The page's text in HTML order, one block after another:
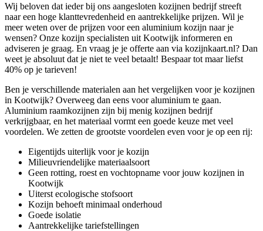
Wij beloven dat ieder bij ons aangesloten kozijnen bedrijf streeft
naar een hoge klanttevredenheid en aantrekkelijke prijzen. Wil je
meer weten over de prijzen voor een aluminium kozijn naar je
wensen? Onze kozijn specialisten uit Kootwijk informeren en
adviseren je graag. En vraag je je offerte aan via kozijnkaart.nl? Dan
weet je absoluut dat je niet te veel betaalt! Bespaar tot maar liefst
40% op je tarieven!
Ben je verschillende materialen aan het vergelijken voor je kozijnen
in Kootwijk? Overweeg dan eens voor aluminium te gaan.
Aluminium raamkozijnen zijn bij menig kozijnen bedrijf
verkrijgbaar, en het materiaal vormt een goede keuze met veel
voordelen. We zetten de grootste voordelen even voor je op een rij:
Eigentijds uiterlijk voor je kozijn
Milieuvriendelijke materiaalsoort
Geen rotting, roest en vochtopname voor jouw kozijnen in
Kootwijk
Uiterst ecologische stofsoort
Kozijn behoeft minimaal onderhoud
Goede isolatie
Aantrekkelijke tariefstellingen